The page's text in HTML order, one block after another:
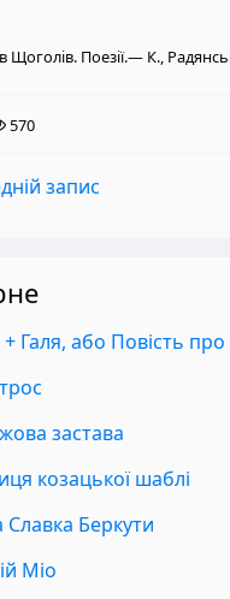
Щоголів. Поезії.— К.,
570
запис
+ Галя, або Повість
застава
козацької шаблі
Беркути
Міо